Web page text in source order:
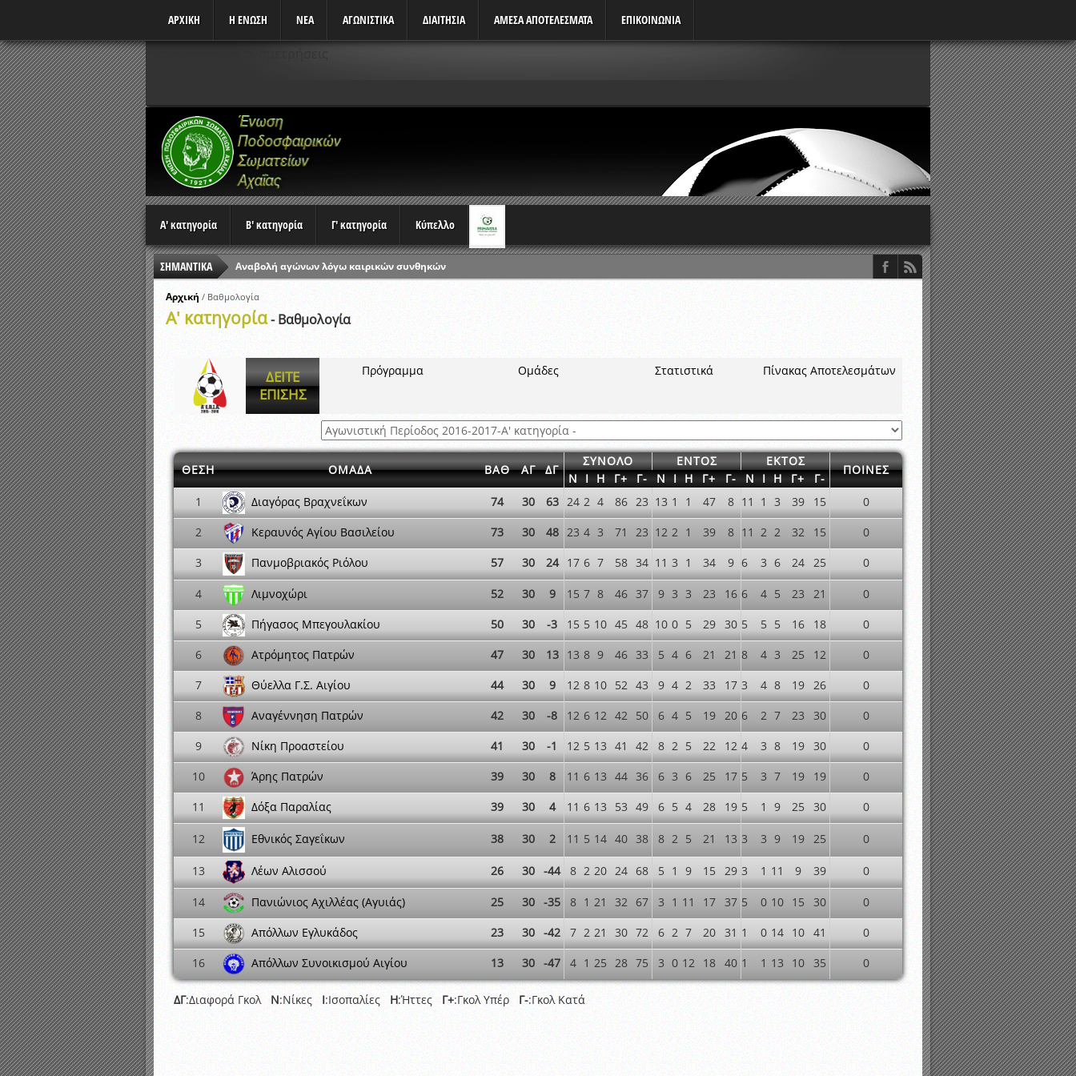
ΑΡΧΙΚΗ Η ΕΝΩΣΗ ΝΕΑ ΑΓΩΝΙΣΤΙΚΆ ΔΙΑΙΤΗΣΙΑ ΑΜΕΣΑ ΑΠΟΤΕΛΕΣΜΑΤΑ ΕΠΙΚΟΙΝΩΝΙΑ
Α' κατηγορία Β' κατηγορία Γ' κατηγορία Κύπελλο
ΣΗΜΑΝΤΙΚΑ
Αναβολή αγώνων λόγω καιρικών συνθηκών
Ώρες έναρξης αγώνων Πρωταθλημάτων
Αποτελέσματα επαναληπτικών γραπτών εξετάσεων και αγωνιστικών δοκιμασιών διαιτητών και παρατηρητών ΕΠΣΑ
Αποτελέσματα γραπτών εξετάσεων Σεμιναρίου προεπιλογής Διαιτητών και Παρατηρητών ΕΠΣΑ αγωνιστικής περιόδου 2015-2016
Καταρτισμός ομάδων ανα όμιλο
Αρχική / Βαθμολογία
Α' κατηγορία- Βαθμολογία
ΔΕΙΤΕ
ΕΠΙΣΗΣ
Πρόγραμμα Ομάδες Στατιστικά Πίνακας Αποτελεσμάτων
ΘΕΣΗ ΟΜΑΔΑ ΒΑΘ ΑΓ ΔΓ
ΣΥΝΟΛΟ ΕΝΤΟΣ ΕΚΤΟΣ
ΠΟΙΝΕΣ
Ν Ι Η Γ+ Γ- Ν Ι Η Γ+ Γ- Ν Ι Η Γ+
Γ-
1
Διαγόρας Βραχνεΐκων 74 30 63 24 2 4 86 23 13 1 1 47 8 11 1 3 39 15
0
2
Κεραυνός Αγίου Βασιλείου 73 30 48 23 4 3 71 23 12 2 1 39 8 11 2 2 32 15
0
3
Πανμοβριακός Ριόλου 57 30 24 17 6 7 58 34 11 3 1 34 9 6 3 6 24 25 0
4 Λιμνοχώρι 52 30 9 15 7 8 46 37 9 3 3 23 16 6 4 5 23 21
0
5
Πήγασος Μπεγουλακίου 50 30 -3 15 5 10 45 48 10 0 5 29 30 5 5 5 16 18
0
6
Ατρόμητος Πατρών 47 30 13 13 8 9 46 33 5 4 6 21 21 8 4 3 25 12
0
7
Θύελλα Γ.Σ. Αιγίου 44 30 9 12 8 10 52 43 9 4 2 33 17 3 4 8 19 26
0
8
Αναγέννηση Πατρών 42 30 -8 12 6 12 42 50 6 4 5 19 20 6 2 7 23 30
0
9
Νίκη Προαστείου 41 30 -1 12 5 13 41 42 8 2 5 22 12 4 3 8 19 30
0
10
Άρης Πατρών 39 30 8 11 6 13 44 36 6 3 6 25 17 5 3 7 19 19
0
11
Δόξα Παραλίας 39 30 4 11 6 13 53 49 6 5 4 28 19 5 1 9 25 30 0
12 Εθνικός Σαγεΐκων 38 30 2 11 5 14 40 38 8 2 5 21 13 3 3 9 19 25 0
13 Λέων Αλισσού 26 30 -44 8 2 20 24 68 5 1 9 15 29 3 1 11 9 39 0
14 Πανιώνιος Αχιλλέας (Αγυιάς) 25 30 -35 8 1 21 32 67 3 1 11 17 37 5 0 10 15 30
0
15
Απόλλων Εγλυκάδος 23 30 -42 7 2 21 30 72 6 2 7 20 31 1 0 14 10 41
0
16
Απόλλων Συνοικισμού Αιγίου 13 30 -47 4 1 25 28 75 3 0 12 18 40 1 1 13 10 35 0
ΔΓ:Διαφορά Γκολ Ν:Νίκες Ι:Ισοπαλίες Η:Ήττες Γ+:Γκολ Υπέρ Γ-:Γκολ Κατά